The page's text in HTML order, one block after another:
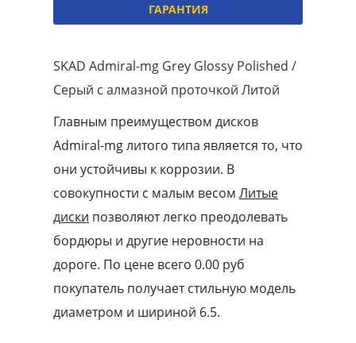
ГАРАНТИЯ
SKAD Admiral-mg Grey Glossy Polished /
Серый с алмазной проточкой Литой
Главным преимуществом дисков
Admiral-mg литого типа является то, что
они устойчивы к коррозии. В
совокупности с малым весом Литые
диски позволяют легко преодолевать
бордюры и другие неровности на
дороге. По цене всего 0.00 pуб
покупатель получает стильную модель
диаметром и шириной 6.5.